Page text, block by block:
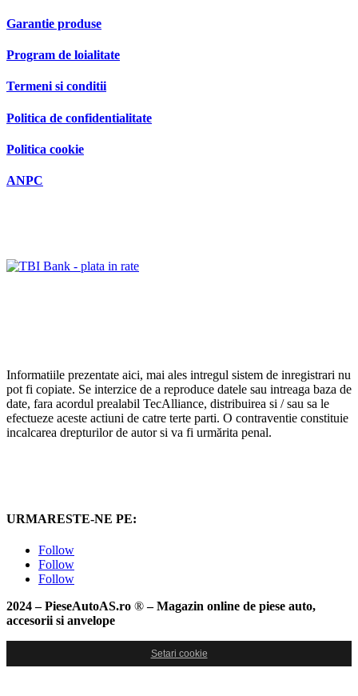
Garantie produse
Program de loialitate
Termeni si conditii
Politica de confidentialitate
Politica cookie
ANPC
Informatiile prezentate aici, mai ales intregul sistem de inregistrari nu
pot fi copiate. Se interzice de a reproduce datele sau intreaga baza de
date, fara acordul prealabil TecAlliance, distribuirea si / sau sa le
efectueze aceste actiuni de catre terte parti. O contraventie constituie
incalcarea drepturilor de autor si va fi urmărita penal.
URMARESTE-NE PE:
Follow
Follow
Follow
2024 – PieseAutoAS.ro ®– Magazin online de piese auto,
accesorii si anvelope
Setari cookie